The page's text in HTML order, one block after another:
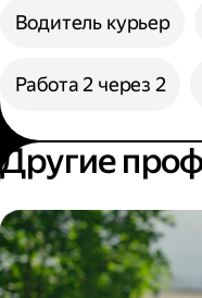
Водитель курьер
Работа 2 через 2
Другие